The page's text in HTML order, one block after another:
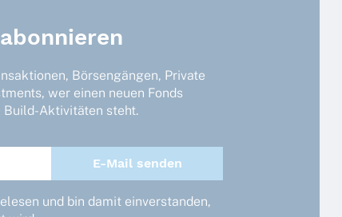
Börsengängen, Private
wer einen neuen Fonds
Build-Aktivitäten steht.
und bin damit einverstanden,